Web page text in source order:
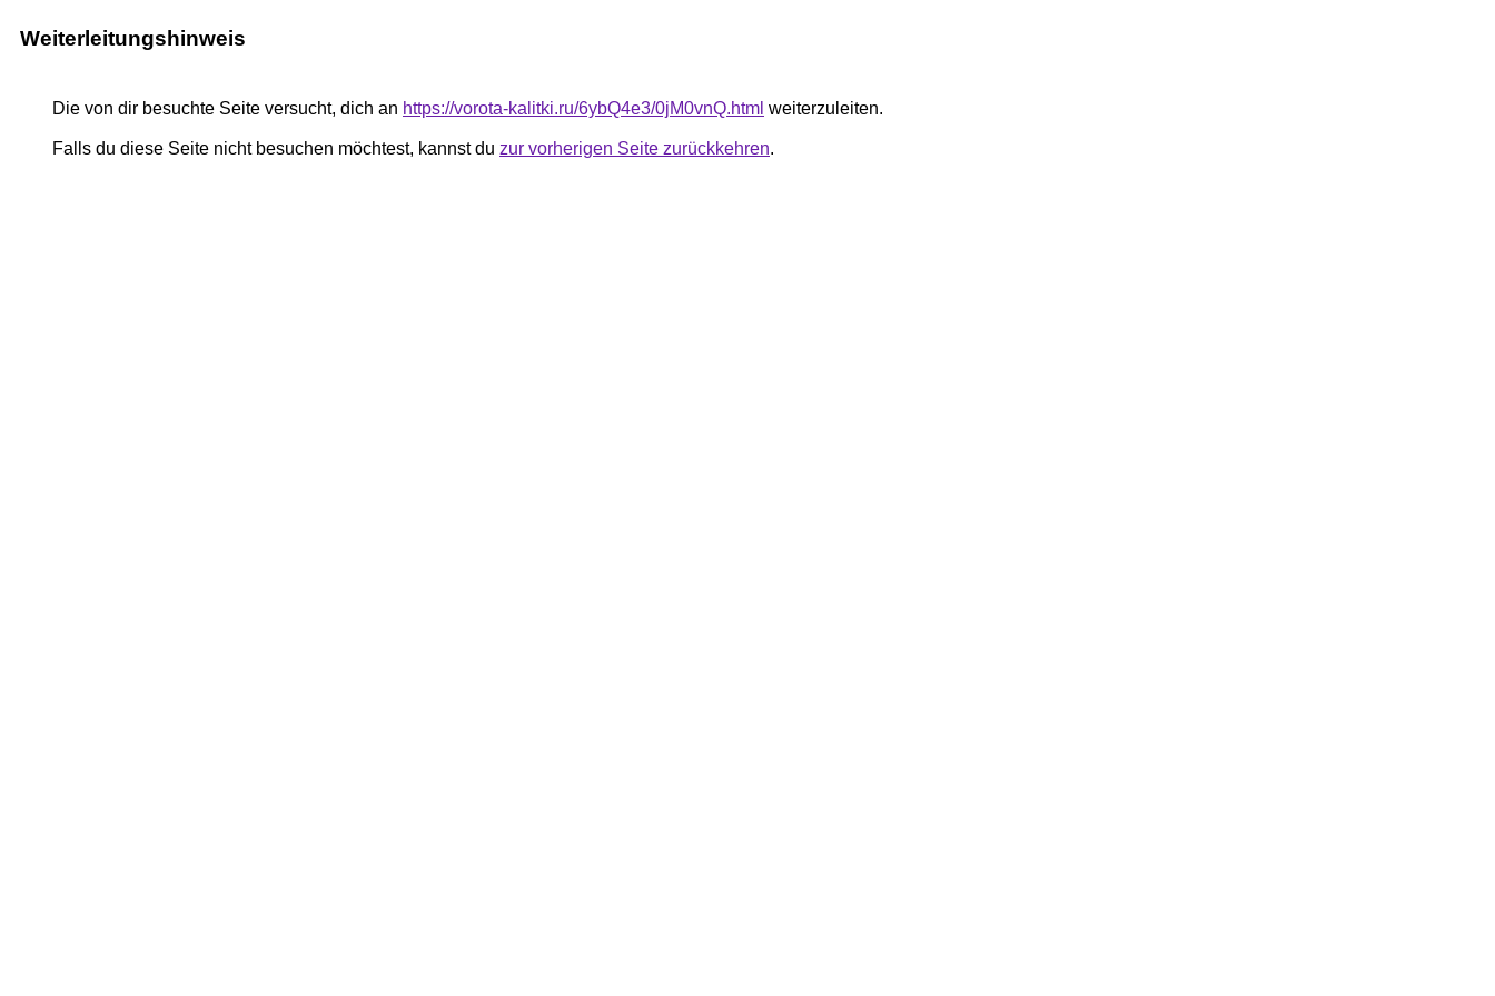
Weiterleitungshinweis
Die von dir besuchte Seite versucht, dich an https://vorota-kalitki.ru/6ybQ4e3/0jM0vnQ.html weiterzuleiten.
Falls du diese Seite nicht besuchen möchtest, kannst du zur vorherigen Seite zurückkehren.